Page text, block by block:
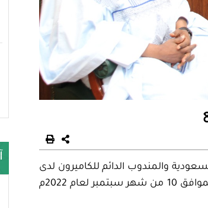
والمندوب الدائم للكاميرون لدى
منظمة التعاون الإسلامي، صباح يوم السبت 14 من شهر صفر لعام 1444هـ الموافق 10 من شهر سبتمبر لعام 2022م